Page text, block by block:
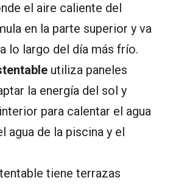
el aire caliente del
en la parte superior y va
lo largo del día más frío.
utiliza paneles
la energía del sol y
para calentar el agua
agua de la piscina y el
tiene terrazas